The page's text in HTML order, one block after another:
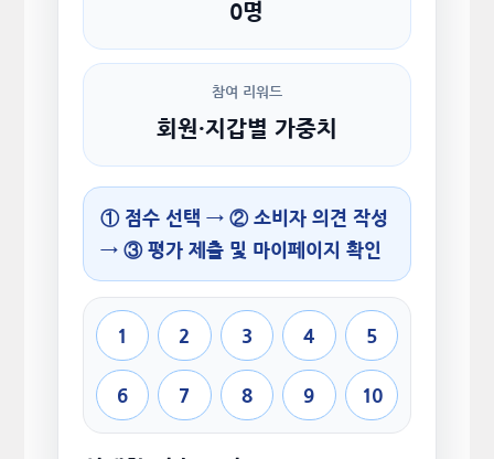
0명
참여 리워드
회원·지갑별 가중치
① 점수 선택 → ② 소비자 의견 작성
→ ③ 평가 제출 및 마이페이지 확인
1 2 3 4 5
6 7 8 9 10